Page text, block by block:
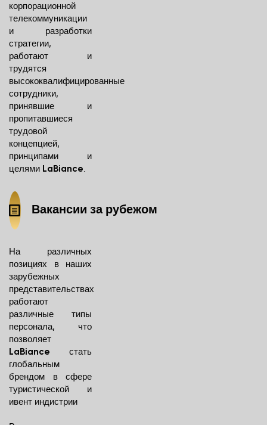
корпорационной
телекоммуникации
и разработки
стратегии,
работают и
трудятся
высококвалифицированные
сотрудники,
принявшие и
пропитавшиеся
трудовой
концепцией,
принципами и
целями LaBiance.
Вакансии за рубежом
На различных
позициях в наших
зарубежных
представительствах
работают
различные типы
персонала, что
позволяет
LaBiance
стать
глобальным
брендом в сфере
туристической и
ивент индистрии